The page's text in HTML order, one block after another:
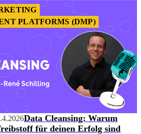
PLATFORMS (DMP)
Data Cleansing: Warum
für deinen Erfolg sind